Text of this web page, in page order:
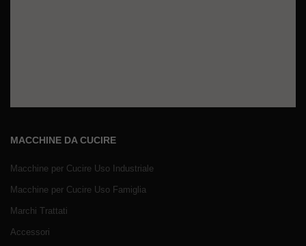
MACCHINE DA CUCIRE
Macchine per Cucire Uso Industriale
Macchine per Cucire Uso Famiglia
Marchi Trattati
Accessori